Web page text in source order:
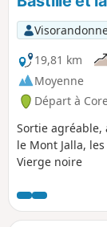
19,81 km
Moyenne
Départ à
Sortie agréable,
le Mont Jalla,
Vierge noire